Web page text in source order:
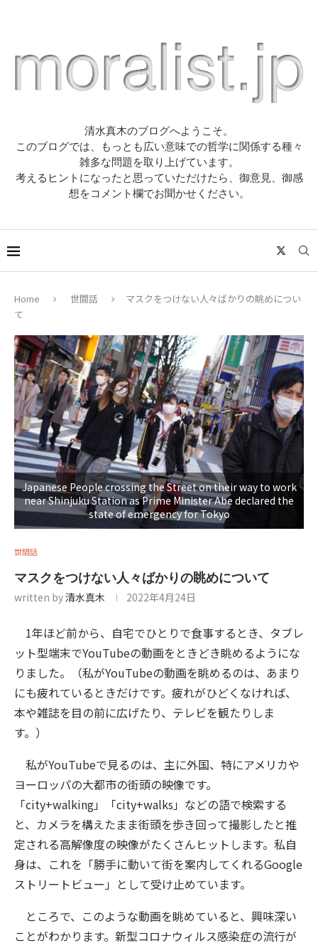
清水真木のブログへようこそ。
このブログでは、もっとも広い意味での哲学に関係する種々
雑多な問題を取り上げています。
考えるヒントになったと思っていただけたら、御意見、御感
想をコメント欄でお聞かせください。
Home 世間話
マスクをつけない人々ばかりの眺めについ
て
Japanese People crossing the Street on their way to work
near Shinjuku Station as Prime Minister Abe declared the
state of emergency for Tokyo
世間話
マスクをつけない人々ばかりの眺めについて
written by清水真木 2022年4月24日
1年ほど前から、自宅でひとりで食事するとき、タブレ
ット型端末でYouTubeの動画をときどき眺めるようにな
りました。（私がYouTubeの動画を眺めるのは、あまり
にも疲れているときだけです。疲れがひどくなければ、
本や雑誌を目の前に広げたり、テレビを観たりしま
す。）
私がYouTubeで見るのは、主に外国、特にアメリカや
ヨーロッパの大都市の街頭の映像です。
「city+walking」「city+walks」などの語で検索する
と、カメラを構えたまま街頭を歩き回って撮影したと推
定される高解像度の映像がたくさんヒットします。私自
身は、これを「勝手に動いて街を案内してくれるGoogle
ストリートビュー」として受け止めています。
ところで、このような動画を眺めていると、興味深い
ことがわかります。新型コロナウィルス感染症の流行が